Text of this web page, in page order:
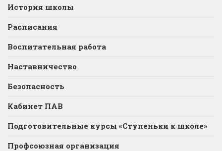
История школы
Расписания
Воспитательная работа
Наставничество
Безопасность
Кабинет ПАВ
Подготовительные курсы «Ступеньки к школе»
Профсоюзная организация